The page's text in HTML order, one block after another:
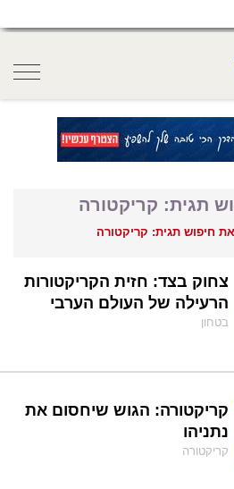
תגית: קריקטורה
חיפוש תגית: קריקטורה
צחוק בצד: חזית הקריקטורות
הרעילה של העולם הערבי
בטחון
קריקטורה: הגוש שיחסום את
נתניהו
קריקטורה